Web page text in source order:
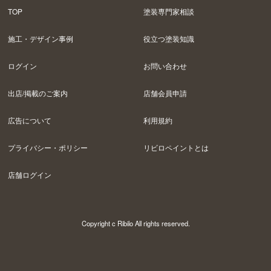
TOP 塗装専門家相談
施工・デザイン事例 役立つ塗装知識
ログイン お問い合わせ
出店/掲載のご案内 店舗会員申請
広告について 利用規約
プライバシー・ポリシー リビロペイントとは
店舗ログイン
Copyright c Ribilo All rights reserved.